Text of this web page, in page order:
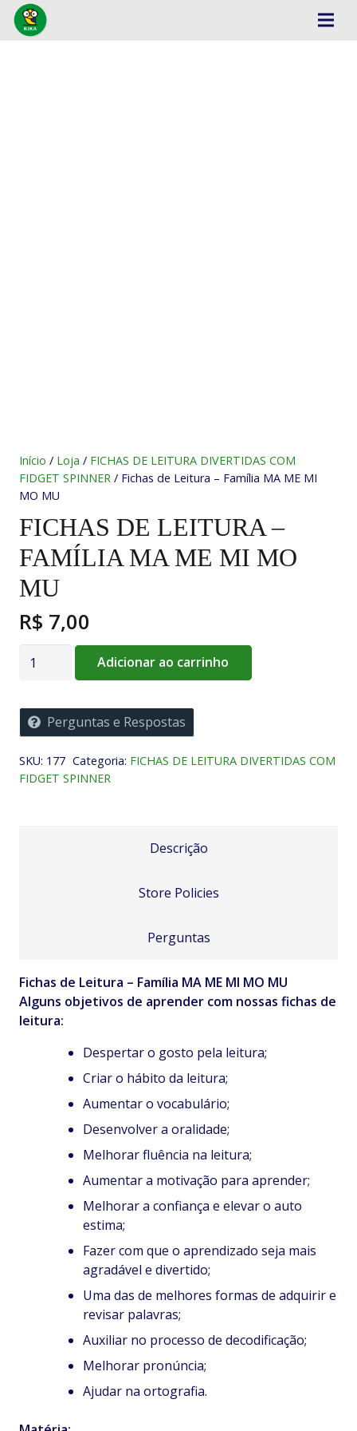
Início / Loja / FICHAS DE LEITURA DIVERTIDAS COM
FIDGET SPINNER / Fichas de Leitura – Família MA ME MI
MO MU
FICHAS DE LEITURA –
FAMÍLIA MA ME MI MO
MU
R$ 7,00
Fichas
-
Família
ME
MI
Adicionar ao carrinho
Perguntas e Respostas
SKU: 177 Categoria: FICHAS DE LEITURA DIVERTIDAS COM
FIDGET SPINNER
Descrição
Store Policies
Perguntas
Fichas de Leitura – Família MA ME MI MO MU
Alguns objetivos de aprender com nossas fichas de
leitura:
Despertar o gosto pela leitura;
Criar o hábito da leitura;
Aumentar o vocabulário;
Desenvolver a oralidade;
Melhorar fluência na leitura;
Aumentar a motivação para aprender;
Melhorar a confiança e elevar o auto
estima;
Fazer com que o aprendizado seja mais
agradável e divertido;
Uma das de melhores formas de adquirir e
revisar palavras;
Auxiliar no processo de decodificação;
Melhorar pronúncia;
Ajudar na ortografia.